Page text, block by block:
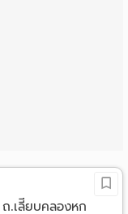
ถ.เลีียบคลองหก